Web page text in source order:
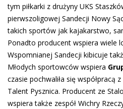
tym piłkarki z drużyny UKS
pierwszoligowej Sandecji Nowy
takich sportów jak kajakarstwo,
Ponadto producent wspiera wiele
Wspomnianej Sandecji kibicuje
Młodych sportowców wspiera
czasie pochwaliła się współpracą
Talent Pysznica. Producent ze
wspiera także zespół Wichry